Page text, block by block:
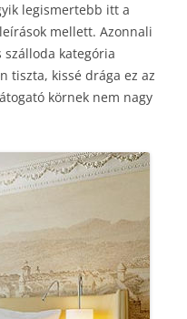
legismertebb itt a
mellett. Azonnali
szálloda kategória
tiszta, kissé drága ez az
körnek nem nagy